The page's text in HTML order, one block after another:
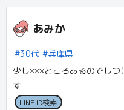
あみか
30代
兵庫県
少し×××ところあるのでし
す
LINE ID検索